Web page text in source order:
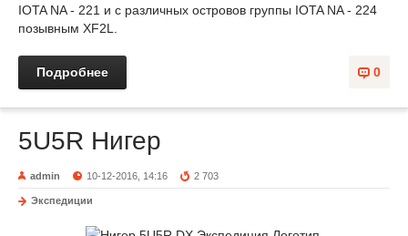
IOTA NA - 221 и с различных островов группы IOTA NA - 224
позывным XF2L.
0
Подробнее
5U5R Нигер
admin 10-12-2016, 14:16 2 703
Экспедиции